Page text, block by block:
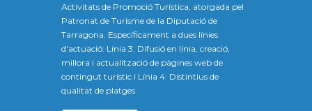
Activitats de Promoció Turística, atorgada pel
Patronat de Turisme de la Diputació de
Tarragona. Específicament a dues línies
d'actuació: Línia 3: Difusió en línia, creació,
millora i actualització de pàgines web de
contingut turístic i Línia 4: Distintius de
qualitat de platges.